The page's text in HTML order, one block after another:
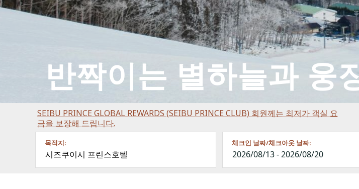
반짝이는 별하늘과 웅
SEIBU PRINCE GLOBAL REWARDS (SEIBU PRINCE CLUB) 회원께는 최저가 객실 요
금을 보장해 드립니다.
목적지:
시즈쿠이시 프린스호텔
체크인 날짜/체크아웃 날짜: